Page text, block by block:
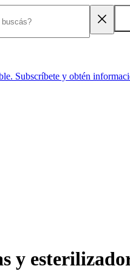
Subscríbete y obtén
y